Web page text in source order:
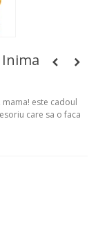
este cadoul
care sa o faca